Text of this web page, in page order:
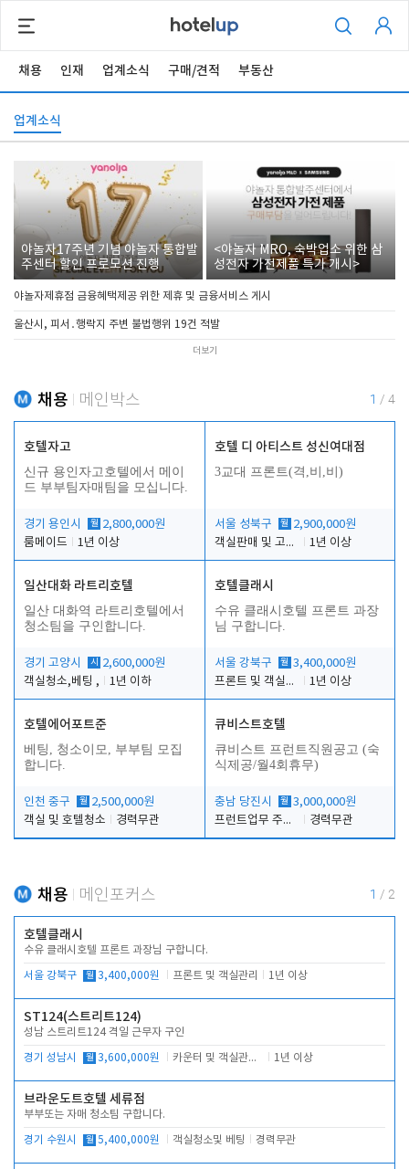
채용 인재 업계소식 구매/견적 부동산
업계소식
야놀자17주년 기념 야놀자 통합발
주센터 할인 프로모션 진행
<야놀자 MRO, 숙박업소 위한 삼
성전자 가전제품 특가 개시>
야놀자제휴점 금융혜택제공 위한 제휴 및 금융서비스 게시
울산시, 피서․행락지 주변 불법행위 19건 적발
더보기
채용 메인박스 1 / 4
호텔자고
신규 용인자고호텔에서 메이
드 부부팀자매팀을 모십니다.
경기 용인시 월 2,800,000원
룸메이드
1년 이상
호텔 디 아티스트 성신여대점
3교대 프론트(격,비,비)
서울 성북구 월 2,900,000원
객실판매 및 고객응대
1년 이상
일산대화 라트리호텔
일산 대화역 라트리호텔에서
청소팀을 구인합니다.
경기 고양시 시
2,600,000원
객실청소,베팅 ,
1년 이하
호텔클래시
수유 클래시호텔 프론트 과장
님 구합니다.
서울 강북구 월 3,400,000원
프론트 및 객실관리
1년 이상
호텔에어포트준
베팅, 청소이모, 부부팀 모집
합니다.
인천 중구 월 2,500,000원
객실 및 호텔청소
경력무관
큐비스트호텔
큐비스트 프런트직원공고 (숙
식제공/월4회휴무)
충남 당진시 월 3,000,000원
프런트업무 주간, 야간
경력무관
채용 메인포커스 1 / 2
호텔클래시
수유 클래시호텔 프론트 과장님 구합니다.
서울 강북구 월 3,400,000원 프론트 및 객실관리 1년 이상
ST124(스트리트124)
성남 스트리트124 격일 근무자 구인
경기 성남시 월 3,600,000원 카운터 및 객실관리 전반 1년 이상
브라운도트호텔 세류점
부부또는 자매 청소팀 구합니다.
경기 수원시 월 5,400,000원 객실청소및 베팅 경력무관